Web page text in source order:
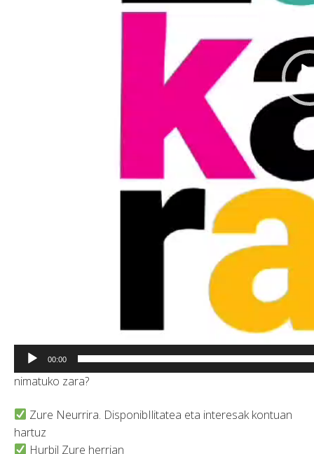
00:00
nimatuko zara?
Zure Neurrira. DisponibIlitatea eta interesak kontuan
hartuz
Hurbil Zure herrian